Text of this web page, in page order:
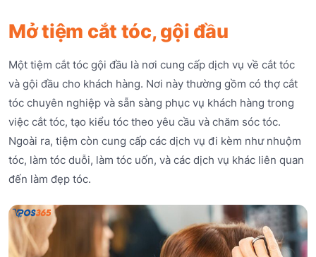
Mở tiệm cắt tóc, gội đầu
Một tiệm cắt tóc gội đầu là nơi cung cấp dịch vụ về cắt tóc
và gội đầu cho khách hàng. Nơi này thường gồm có thợ cắt
tóc chuyên nghiệp và sẵn sàng phục vụ khách hàng trong
việc cắt tóc, tạo kiểu tóc theo yêu cầu và chăm sóc tóc.
Ngoài ra, tiệm còn cung cấp các dịch vụ đi kèm như nhuộm
tóc, làm tóc duỗi, làm tóc uốn, và các dịch vụ khác liên quan
đến làm đẹp tóc.